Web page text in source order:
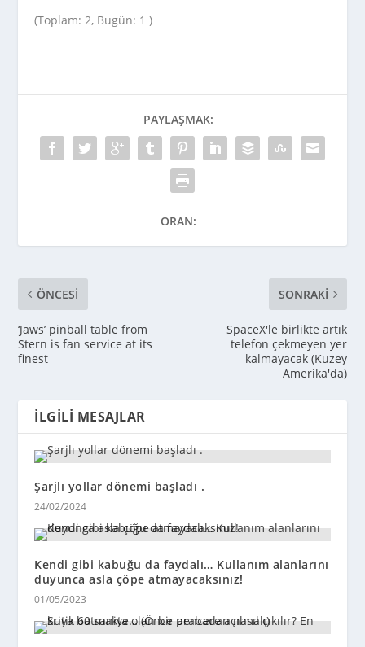
(Toplam: 2, Bugün: 1 )
PAYLAŞMAK:
ORAN:
ÖNCESI
‘Jaws’ pinball table from
Stern is fan service at its
finest
SONRAKI
SpaceX'le birlikte artık
telefon çekmeyen yer
kalmayacak (Kuzey
Amerika'da)
İLGILI MESAJLAR
Şarjlı yollar dönemi başladı .
24/02/2024
Kendi gibi kabuğu da faydalı… Kullanım alanlarını
duyunca asla çöpe atmayacaksınız!
01/05/2023